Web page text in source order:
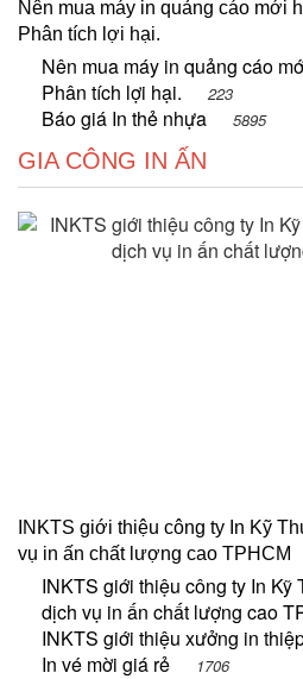
Nên mua máy in quảng cáo mới
Phân tích lợi hại.
Nên mua máy in quảng cáo
Phân tích lợi hại.
223
Báo giá In thẻ nhựa 5895
GIA CÔNG IN ẤN
INKTS giới thiệu công ty In Kỹ
vụ in ấn chất lượng cao TPHCM
INKTS giới thiệu công ty In Kỹ
dịch vụ in ấn chất lượng cao
INKTS giới thiệu xưởng in
In vé mời giá rẻ
1706